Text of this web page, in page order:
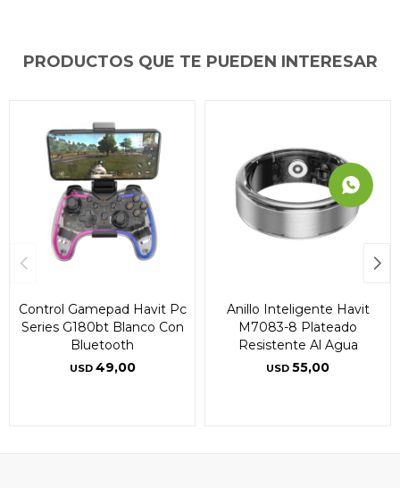
PRODUCTOS QUE TE PUEDEN INTERESAR
Control Gamepad Havit Pc
Series G180bt Blanco Con
Bluetooth
USD 49,00
Anillo Inteligente Havit
M7083-8 Plateado
Resistente Al Agua
USD 55,00